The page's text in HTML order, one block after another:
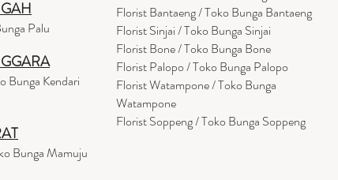
Palu
Bunga Kendari
Florist Bantaeng / Toko Bunga Bantaeng
Florist Sinjai / Toko Bunga Sinjai
Florist Bone / Toko Bunga Bone
Florist Palopo / Toko Bunga Palopo
Florist Watampone / Toko Bunga
Watampone
Florist Soppeng / Toko Bunga Soppeng
Bunga Mamuju